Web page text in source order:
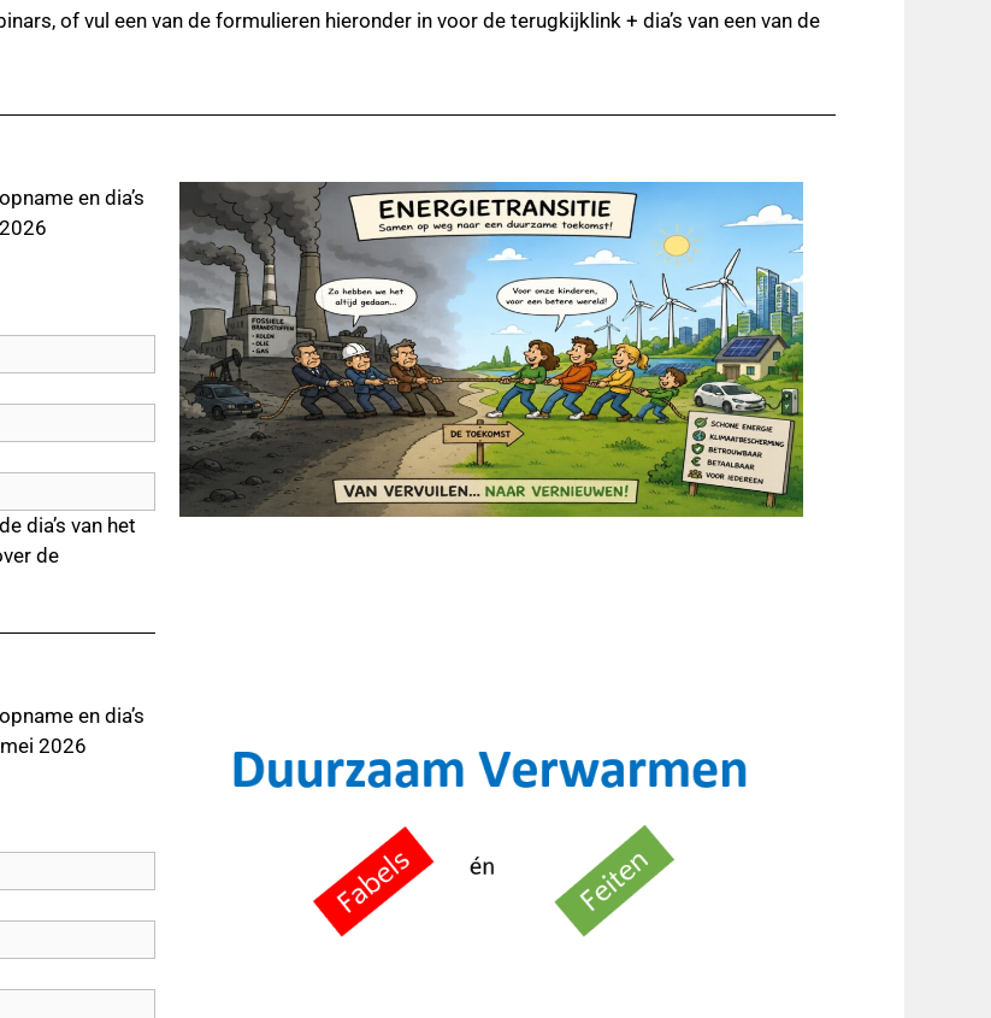
of vul een van de formulieren hieronder in voor de terugkijklink + dia’s van een van de
en dia’s
2026
dia’s van het
de
en dia’s
2026